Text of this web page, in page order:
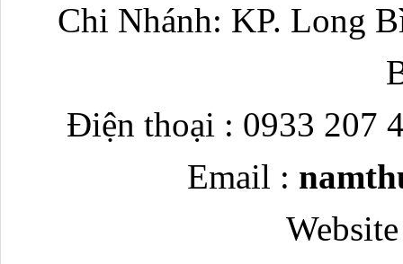
Chi Nhánh: KP. Long
Điện thoại : 0933 207
Email :